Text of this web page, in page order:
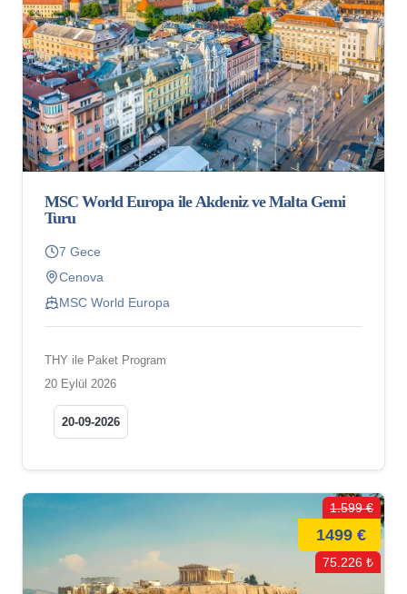
MSC World Europa ile Akdeniz ve Malta Gemi
Turu
7 Gece
Cenova
MSC World Europa
THY ile Paket Program
20 Eylül 2026
20-09-2026
1.599 €
1499 €
75.226 ₺